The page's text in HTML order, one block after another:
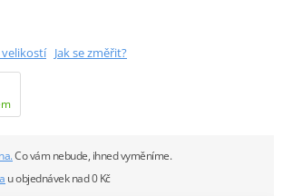
Jak se změřit?
Co vám nebude, ihned vyměníme.
u objednávek nad 0 Kč